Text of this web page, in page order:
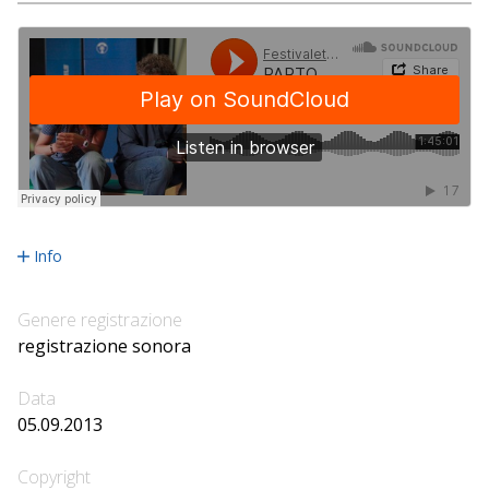
Info
Genere registrazione
registrazione sonora
Data
05.09.2013
Copyright